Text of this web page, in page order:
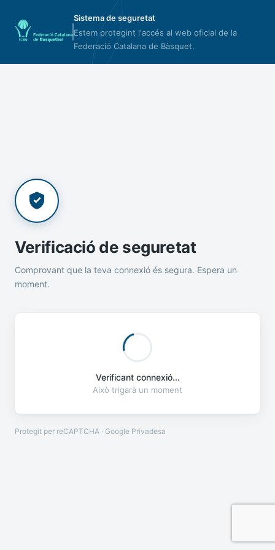
Sistema de seguretat
Estem protegint l'accés al web oficial de la
Federació Catalana de Bàsquet.
Verificació de seguretat
Comprovant que la teva connexió és segura. Espera un
moment.
Verificant connexió...
Això trigarà un moment
Protegit per reCAPTCHA · Google Privadesa